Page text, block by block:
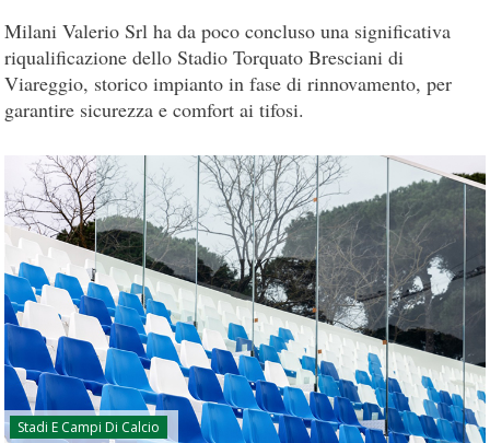
Milani Valerio Srl ha da poco concluso una significativa
riqualificazione dello Stadio Torquato Bresciani di
Viareggio, storico impianto in fase di rinnovamento, per
garantire sicurezza e comfort ai tifosi.
Stadi E Campi Di Calcio